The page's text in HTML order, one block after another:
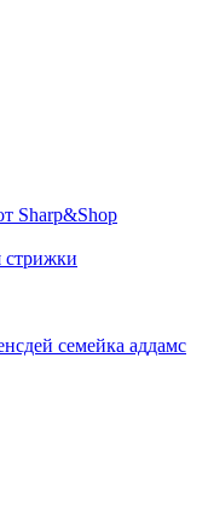
Sharp&Shop
стрижки
семейка аддамс